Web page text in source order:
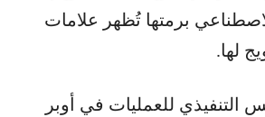
برمتها تُظهر علامات
لها.
التنفيذي للعمليات في أوبر